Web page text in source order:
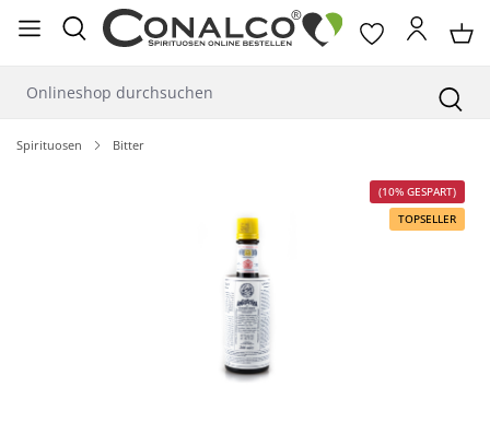
springen
Spirituosen Bitter
(10% GESPART)
TOPSELLER